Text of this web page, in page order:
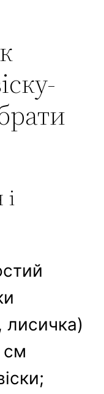
лисичка)
см